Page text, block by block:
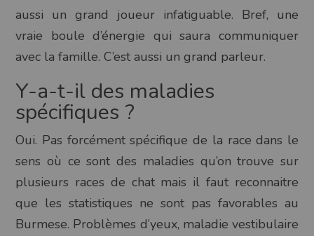
aussi un grand joueur infatiguable. Bref, une
vraie boule d’énergie qui saura communiquer
avec la famille. C’est aussi un grand parleur.
Y-a-t-il des maladies
spécifiques ?
Oui. Pas forcément spécifique de la race dans le
sens où ce sont des maladies qu’on trouve sur
plusieurs races de chat mais il faut reconnaitre
que les statistiques ne sont pas favorables au
Burmese. Problèmes d’yeux, maladie vestibulaire